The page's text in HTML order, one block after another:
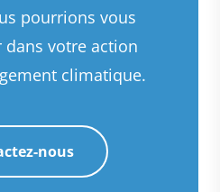
pourrions vous
dans votre action
climatique.
nous